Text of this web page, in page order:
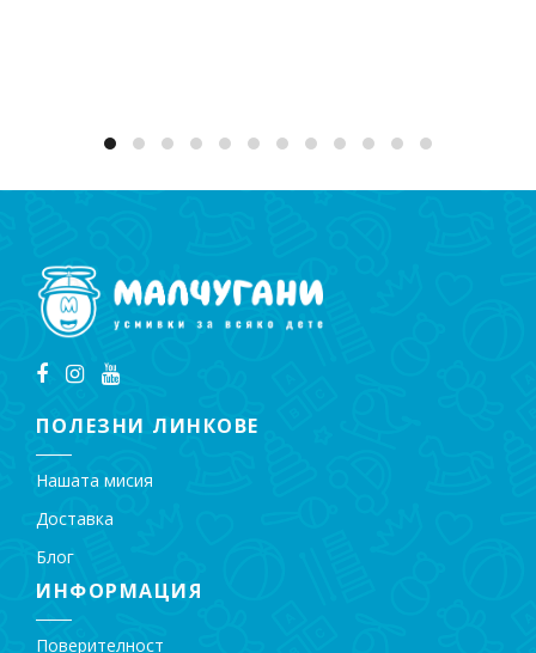
ПОЛЕЗНИ ЛИНКОВЕ
Нашата мисия
Доставка
Блог
ИНФОРМАЦИЯ
Поверителност